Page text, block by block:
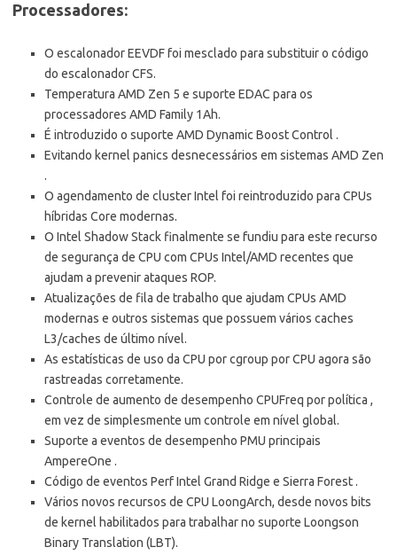
Processadores:
O escalonador EEVDF foi mesclado para substituir o código
do escalonador CFS.
Temperatura AMD Zen 5 e suporte EDAC para os
processadores AMD Family 1Ah.
É introduzido o suporte AMD Dynamic Boost Control .
Evitando kernel panics desnecessários em sistemas AMD Zen
.
O agendamento de cluster Intel foi reintroduzido para CPUs
híbridas Core modernas.
O Intel Shadow Stack finalmente se fundiu para este recurso
de segurança de CPU com CPUs Intel/AMD recentes que
ajudam a prevenir ataques ROP.
Atualizações de fila de trabalho que ajudam CPUs AMD
modernas e outros sistemas que possuem vários caches
L3/caches de último nível.
As estatísticas de uso da CPU por cgroup por CPU agora são
rastreadas corretamente.
Controle de aumento de desempenho CPUFreq por política ,
em vez de simplesmente um controle em nível global.
Suporte a eventos de desempenho PMU principais
AmpereOne .
Código de eventos Perf Intel Grand Ridge e Sierra Forest .
Vários novos recursos de CPU LoongArch, desde novos bits
de kernel habilitados para trabalhar no suporte Loongson
Binary Translation (LBT).